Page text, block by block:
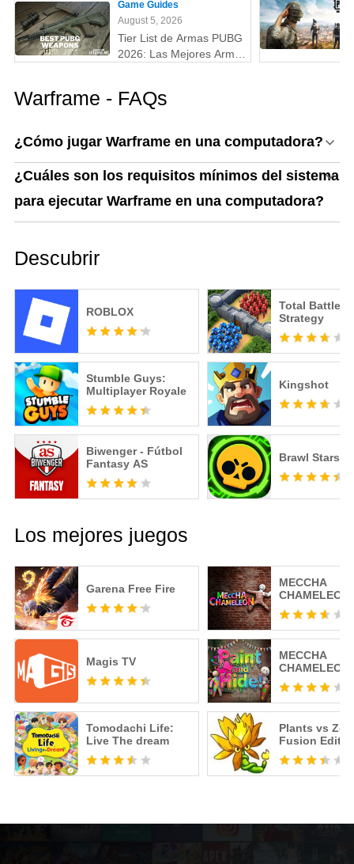
Rápido)
Game Guides
August 5, 2026
Tier List de Armas PUBG
2026: Las Mejores Armas
Warframe - FAQs
¿Cómo jugar Warframe en una computadora?
¿Cuáles son los requisitos mínimos del sistema
para ejecutar Warframe en una computadora?
Descubrir
ROBLOX
Total Battle:
Strategy
Stumble Guys:
Multiplayer Royale
Kingshot
Biwenger - Fútbol
Fantasy AS
Brawl Stars
Los mejores juegos
Garena Free Fire
Magis TV
Tomodachi Life:
Live The dream
MECCHA
CHAMELEON
MECCHA
CHAMELEON
Plants vs
Fusion